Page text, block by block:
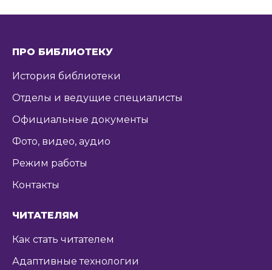
ПРО БИБЛИОТЕКУ
История библиотеки
Отделы и ведущие специалисты
Официальные документы
Фото, видео, аудио
Режим работы
Контакты
ЧИТАТЕЛЯМ
Как стать читателем
Адаптивные технологии